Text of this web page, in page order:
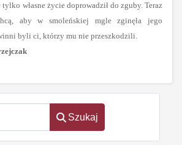
Szukaj
własne życie doprowadził do zguby. Teraz
aby w smoleńskiej mgle zginęła jego
byli ci, którzy mu nie przeszkodzili.